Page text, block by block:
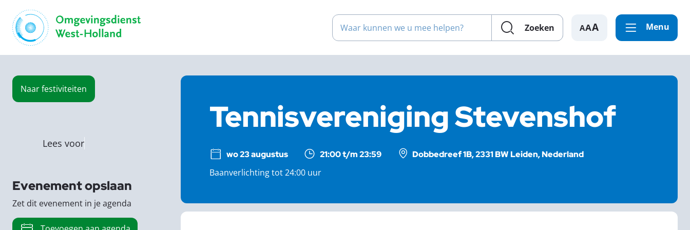
Waar kunnen we u mee helpen?
Zoeken A Menu
Naarfestiviteiten
Tennisvereniging Stevenshof
wo 23 augustus 21:00 t/m 23:59
Dobbedreef 1B, 2331 BW Leiden, Nederland
Baanverlichting tot 24:00 uur
Lees voor
Evenement opslaan
Zet dit evenement in je agenda